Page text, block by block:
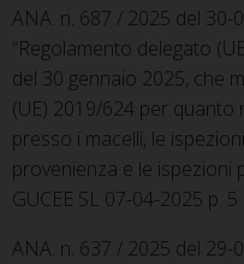
ANA. n. 687 / 2025 del 30-
“Regolamento delegato
del 30 gennaio 2025, che
(UE) 2019/624 per
presso i macelli, le
provenienza e le ispezioni
GUCEE SL 07-04-2025 p. 5
ANA. n. 637 / 2025 del 29-